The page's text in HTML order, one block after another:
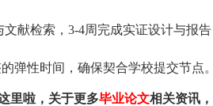
文献检索，3-4周完成实证设计与报告
弹性时间，确保契合学校提交节点。
里啦，关于更多毕业论文相关资讯，